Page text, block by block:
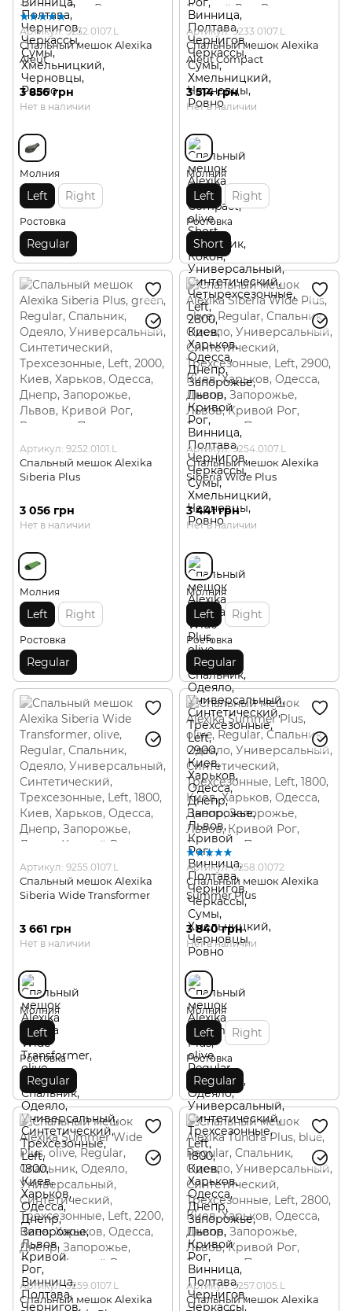
Артикул: 9232.0107.L
Спальный мешок Alexika
Aleut
3 856 грн
Нет в наличии
Молния
Left Right
Ростовка
Regular
Артикул: 9233.0107.L
Спальный мешок Alexika
Aleut Compact
3 514 грн
Нет в наличии
Молния
Left Right
Ростовка
Short
Артикул: 9252.0101.L
Спальный мешок Alexika
Siberia Plus
3 056 грн
Нет в наличии
Молния
Left Right
Ростовка
Regular
Артикул: 9254.0107.L
Спальный мешок Alexika
Siberia Wide Plus
3 441 грн
Нет в наличии
Молния
Left Right
Ростовка
Regular
Артикул: 9255.0107.L
Спальный мешок Alexika
Siberia Wide Transformer
3 661 грн
Нет в наличии
Молния
Left
Ростовка
Regular
Артикул: 9258.01072
Спальный мешок Alexika
Summer Plus
3 840 грн
Нет в наличии
Молния
Left Right
Ростовка
Regular
Артикул: 9259.0107.L
Спальный мешок Alexika
Артикул: 9257.0105.L
Спальный мешок Alexika